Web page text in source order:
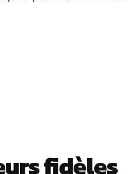
fidèles